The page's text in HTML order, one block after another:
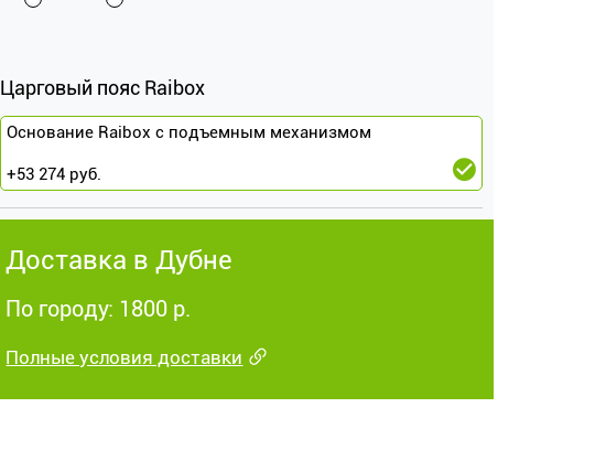
Царговый пояс Raibox
Основание Raibox с подъемным механизмом
+53 274 руб.
Доставка в Дубне
По городу: 1800 р.
Полные условия доставки